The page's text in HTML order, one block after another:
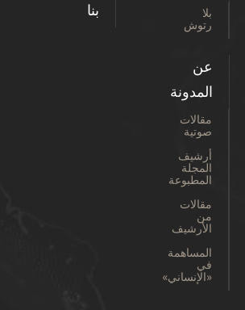
بلا
رتوش
عن
المدونة
مقالات
صوتية
أرشيف
المجلة
المطبوعة
مقالات
من
الأرشيف
المساهمة
في
«الإنساني»
بنا